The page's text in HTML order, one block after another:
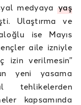
medyayayaş
Ulaştırma ve
ise Mayıs
aile izniyle
izin verilmesin”
yeni yasama
tehlikelerden
kapsamında